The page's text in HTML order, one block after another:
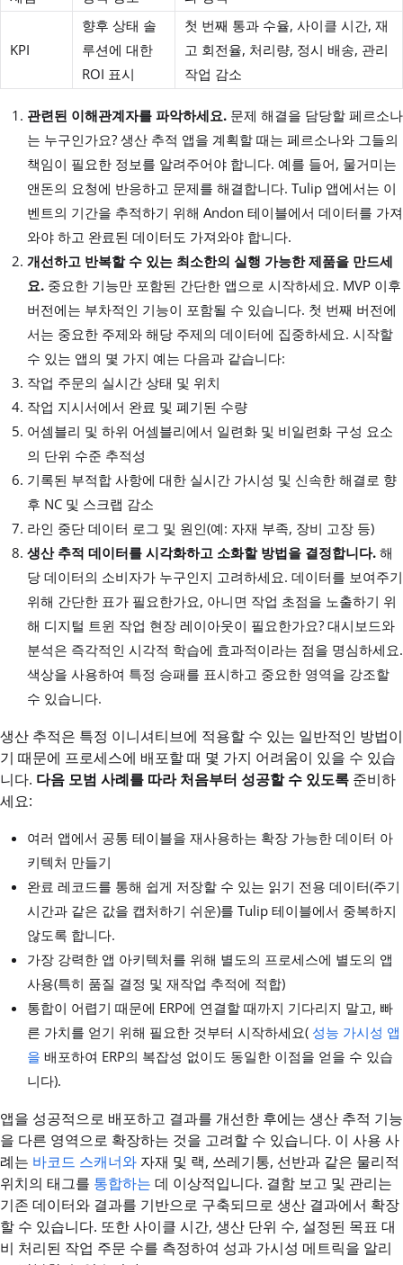
KPI
향후 상태 솔
루션에 대한
ROI 표시
첫 번째 통과 수율, 사이클 시간, 재
고 회전율, 처리량, 정시 배송, 관리
작업 감소
관련된 이해관계자를 파악하세요. 문제 해결을 담당할 페르소나
는 누구인가요? 생산 추적 앱을 계획할 때는 페르소나와 그들의
책임이 필요한 정보를 알려주어야 합니다. 예를 들어, 물거미는
앤돈의 요청에 반응하고 문제를 해결합니다. Tulip 앱에서는 이
벤트의 기간을 추적하기 위해 Andon 테이블에서 데이터를 가져
와야 하고 완료된 데이터도 가져와야 합니다.
개선하고 반복할 수 있는 최소한의 실행 가능한 제품을 만드세
요. 중요한 기능만 포함된 간단한 앱으로 시작하세요. MVP 이후
버전에는 부차적인 기능이 포함될 수 있습니다. 첫 번째 버전에
서는 중요한 주제와 해당 주제의 데이터에 집중하세요. 시작할
수 있는 앱의 몇 가지 예는 다음과 같습니다:
작업 주문의 실시간 상태 및 위치
작업 지시서에서 완료 및 폐기된 수량
어셈블리 및 하위 어셈블리에서 일련화 및 비일련화 구성 요소
의 단위 수준 추적성
기록된 부적합 사항에 대한 실시간 가시성 및 신속한 해결로 향
후 NC 및 스크랩 감소
라인 중단 데이터 로그 및 원인(예: 자재 부족, 장비 고장 등)
생산 추적 데이터를 시각화하고 소화할 방법을 결정합니다. 해
당 데이터의 소비자가 누구인지 고려하세요. 데이터를 보여주기
위해 간단한 표가 필요한가요, 아니면 작업 초점을 노출하기 위
해 디지털 트윈 작업 현장 레이아웃이 필요한가요? 대시보드와
분석은 즉각적인 시각적 학습에 효과적이라는 점을 명심하세요.
색상을 사용하여 특정 승패를 표시하고 중요한 영역을 강조할
수 있습니다.
생산 추적은 특정 이니셔티브에 적용할 수 있는 일반적인 방법이
기 때문에 프로세스에 배포할 때 몇 가지 어려움이 있을 수 있습
니다. 다음 모범 사례를 따라 처음부터 성공할 수 있도록 준비하
세요:
여러 앱에서 공통 테이블을 재사용하는 확장 가능한 데이터 아
키텍처 만들기
완료 레코드를 통해 쉽게 저장할 수 있는 읽기 전용 데이터(주기
시간과 같은 값을 캡처하기 쉬운)를 Tulip 테이블에서 중복하지
않도록 합니다.
가장 강력한 앱 아키텍처를 위해 별도의 프로세스에 별도의 앱
사용(특히 품질 결정 및 재작업 추적에 적합)
통합이 어렵기 때문에 ERP에 연결할 때까지 기다리지 말고, 빠
른 가치를 얻기 위해 필요한 것부터 시작하세요( 성능 가시성 앱
을 배포하여 ERP의 복잡성 없이도 동일한 이점을 얻을 수 있습
니다).
앱을 성공적으로 배포하고 결과를 개선한 후에는 생산 추적 기능
을 다른 영역으로 확장하는 것을 고려할 수 있습니다. 이 사용 사
례는 바코드 스캐너와 자재 및 랙, 쓰레기통, 선반과 같은 물리적
위치의 태그를 통합하는 데 이상적입니다. 결함 보고 및 관리는
기존 데이터와 결과를 기반으로 구축되므로 생산 결과에서 확장
할 수 있습니다. 또한 사이클 시간, 생산 단위 수, 설정된 목표 대
비 처리된 작업 주문 수를 측정하여 성과 가시성 메트릭을 알리